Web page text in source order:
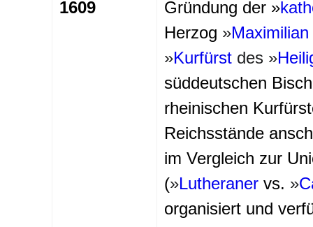
1609 Gründung der »
Herzog »
»Kurfürst des »
süddeutschen
rheinischen
Reichsstände
im Vergleich zur
(»Lutheraner vs. »
organisiert und